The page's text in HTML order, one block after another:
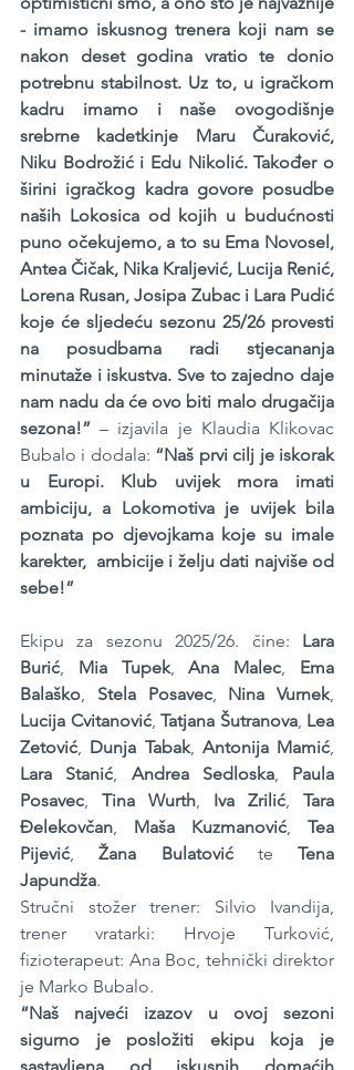
- imamo iskusnog trenera koji nam se
nakon deset godina vratio te donio
potrebnu stabilnost. Uz to, u igračkom
kadru imamo i naše ovogodišnje
srebrne kadetkinje Maru Čuraković,
Niku Bodrožić i Edu Nikolić. Također o
širini igračkog kadra govore posudbe
naših Lokosica od kojih u budućnosti
puno očekujemo, a to su Ema Novosel,
Antea Čičak, Nika Kraljević, Lucija Renić,
Lorena Rusan, Josipa Zubac i Lara Pudić
koje će sljedeću sezonu 25/26 provesti
na posudbama radi stjecananja
minutaže i iskustva. Sve to zajedno daje
nam nadu da će ovo biti malo drugačija
sezona!” – izjavila je Klaudia Klikovac
Bubalo i dodala: “Naš prvi cilj je iskorak
u Europi. Klub uvijek mora imati
ambiciju, a Lokomotiva je uvijek bila
poznata po djevojkama koje su imale
karekter,  ambicije i želju dati najviše od
sebe!”
Ekipu za sezonu 2025/26. čine: Lara
Burić, Mia Tupek, Ana Malec, Ema
Balaško, Stela Posavec, Nina Vurnek
Lucija Cvitanović, Tatjana Šutranova, Lea
Zetović, Dunja Tabak, Antonija Mamić
Lara Stanić, Andrea Sedloska, Paula
Posavec, Tina Wurth, Iva Zrilić, Tara
Đelekovčan, Maša Kuzmanović, Tea
Pijević, Žana Bulatović te Tena
Japundža.
Stručni stožer trener: Silvio Ivandija,
trener vratarki: Hrvoje Turković,
fizioterapeut: Ana Boc, tehnički direktor
je Marko Bubalo.
“Naš najveći izazov u ovoj sezoni
sigurno je posložiti ekipu koja je